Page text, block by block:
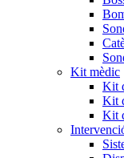
Kit mèdic
Kit
Kit
Kit